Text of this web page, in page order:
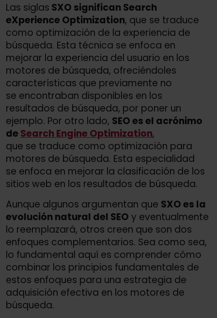
Las siglas SXO significan Search
eXperience Optimization, que se traduce
como optimización de la experiencia de
búsqueda. Esta técnica se enfoca en
mejorar la experiencia del usuario en los
motores de búsqueda, ofreciéndoles
características que previamente no
se encontraban disponibles en los
resultados de búsqueda, por poner un
ejemplo. Por otro lado, SEO es el acrónimo
de Search Engine Optimization,
que se traduce como optimización para
motores de búsqueda. Esta especialidad
se enfoca en mejorar la clasificación de los
sitios web en los resultados de búsqueda.
Aunque algunos argumentan que SXO es la
evolución natural del SEO y eventualmente
lo reemplazará, otros creen que son dos
enfoques complementarios. Sea como sea,
lo fundamental aquí es comprender cómo
combinar los principios fundamentales de
estos enfoques para una estrategia de
adquisición efectiva en los motores de
búsqueda.